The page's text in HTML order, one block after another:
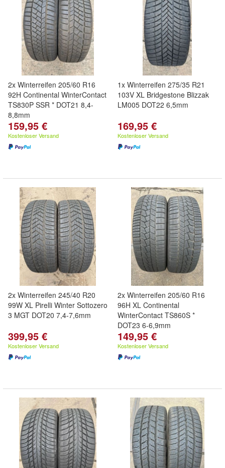
2x Winterreifen 205/60 R16
92H Continental WinterContact
TS830P SSR * DOT21 8,4-
8,8mm
159,95 €
Kostenloser Versand
1x Winterreifen 275/35 R21
103V XL Bridgestone Blizzak
LM005 DOT22 6,5mm
169,95 €
Kostenloser Versand
2x Winterreifen 245/40 R20
99W XL Pirelli Winter Sottozero
3 MGT DOT20 7,4-7,6mm
399,95 €
Kostenloser Versand
2x Winterreifen 205/60 R16
96H XL Continental
WinterContact TS860S *
DOT23 6-6,9mm
149,95 €
Kostenloser Versand